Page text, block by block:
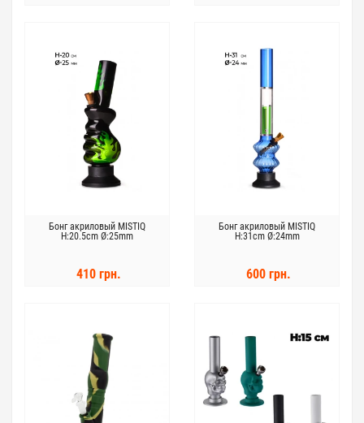
Бонг акриловый MISTIQ
H:20.5cm Ø:25mm
410 грн.
Бонг акриловый MISTIQ
H:31cm Ø:24mm
600 грн.